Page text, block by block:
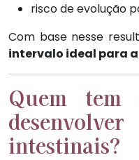
risco de evolução
Com base nesse
intervalo ideal para
Quem
intestinais?